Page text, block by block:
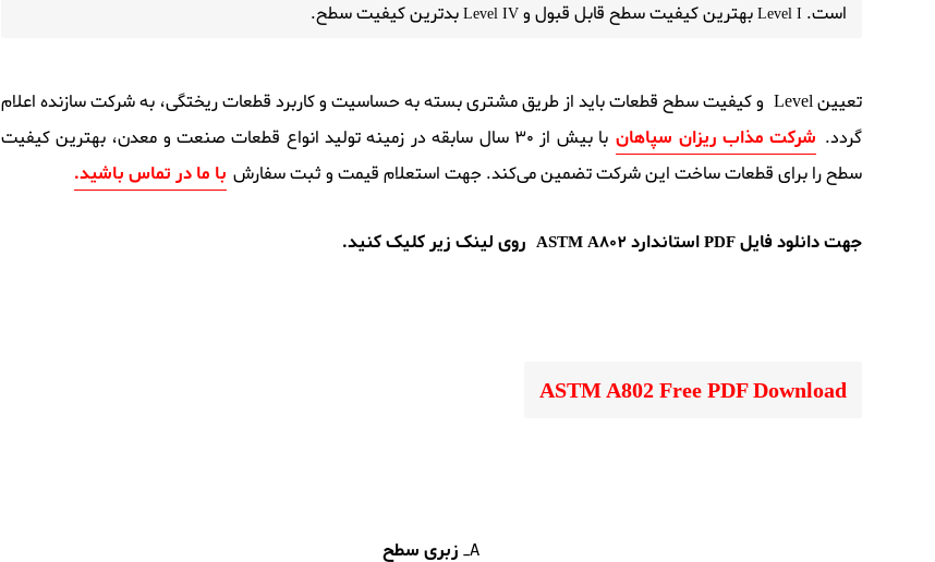
است. Level I بهترین کیفیت سطح قابل قبول و Level IV بدترین کیفیت سطح.
تعیین Level و کیفیت سطح قطعات باید از طریق مشتری بسته به حساسیت و کاربرد قطعات ریختگی، به شرکت سازنده اعلام
گردد. شرکت مذاب ریزان سپاهان
با بیش از 30 سال سابقه در زمینه تولید انواع قطعات صنعت و معدن، بهترین کیفیت
سطح را برای قطعات ساخت این شرکت تضمین می‌کند. جهت استعلام قیمت و ثبت سفارش با ما در تماس باشید.
جهت دانلود فایلPDFاستاندارد ASTM A802 روی لینک زیر کلیک کنید.
ASTM A802 Free PDF Download
A_ زبری سطح